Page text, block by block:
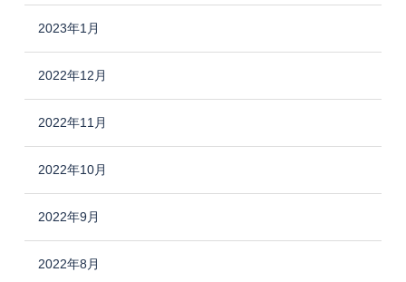
2023年1月
2022年12月
2022年11月
2022年10月
2022年9月
2022年8月